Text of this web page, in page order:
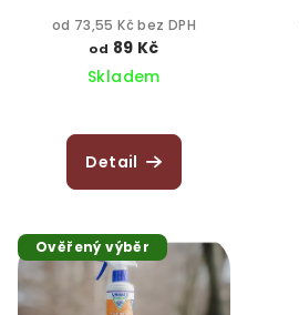
od 73,55 Kč bez DPH
od 89 Kč
Skladem
Detail
Ověřený výběr